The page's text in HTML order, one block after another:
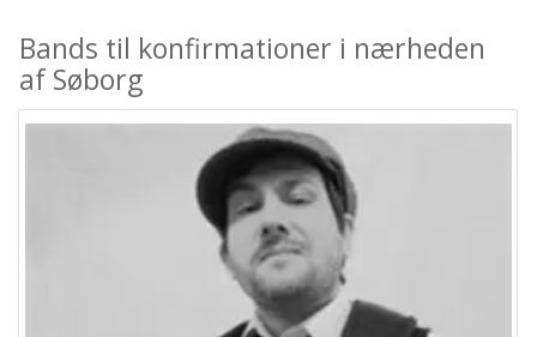
Bands til konfirmationer i nærheden
af Søborg